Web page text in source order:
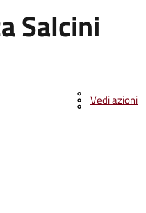
Salcini
Vedi azioni